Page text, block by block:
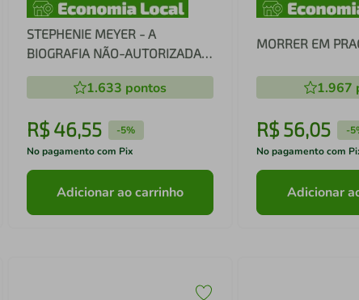
STEPHENIE MEYER - A
BIOGRAFIA NÃO-AUTORIZADA
DA CRIADORA DA SAGA
CREPÚSCULO1.633 pontos
R$ 46,55 -5%
No pagamento com Pix
Adicionar ao carrinho
MORRER EM
1.967
R$56,05 -
No pagamento com
Adicionar